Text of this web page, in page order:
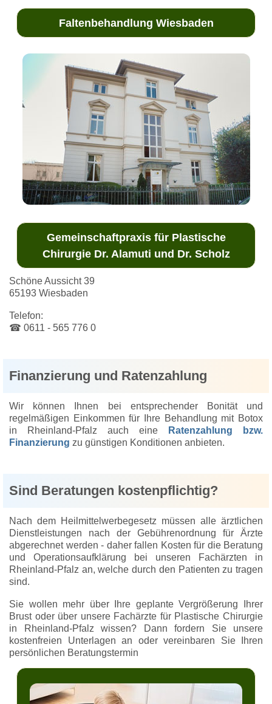
Faltenbehandlung Wiesbaden
Gemeinschaftpraxis für Plastische
Chirurgie Dr. Alamuti und Dr. Scholz
Schöne Aussicht 39
65193 Wiesbaden
Telefon:
☎ 0611 - 565 776 0
Finanzierung und Ratenzahlung
Wir können Ihnen bei entsprechender Bonität und
regelmäßigen Einkommen für Ihre Behandlung mit Botox
in Rheinland-Pfalz auch eine
Ratenzahlung bzw.
Finanzierung zu günstigen Konditionen anbieten.
Sind Beratungen kostenpflichtig?
Nach dem Heilmittelwerbegesetz müssen alle ärztlichen
Dienstleistungen nach der Gebührenordnung für Ärzte
abgerechnet werden - daher fallen Kosten für die Beratung
und Operationsaufklärung bei unseren Fachärzten in
Rheinland-Pfalz an, welche durch den Patienten zu tragen
sind.
Sie wollen mehr über Ihre geplante Vergrößerung Ihrer
Brust oder über unsere Fachärzte für Plastische Chirurgie
in Rheinland-Pfalz wissen? Dann fordern Sie unsere
kostenfreien Unterlagen an oder vereinbaren Sie Ihren
persönlichen Beratungstermin